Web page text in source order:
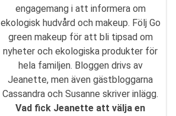
engagemang i att informera om
ekologisk hudvård och makeup. Följ Go
green makeup för att bli tipsad om
nyheter och ekologiska produkter för
hela familjen. Bloggen drivs av
Jeanette, men även gästbloggarna
Cassandra och Susanne skriver inlägg.
Vad fick Jeanette att välja en